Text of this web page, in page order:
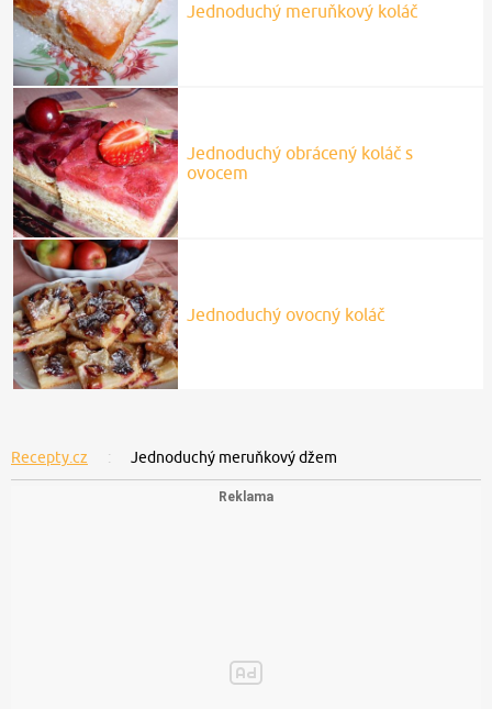
Jednoduchý meruňkový koláč
Jednoduchý obrácený koláč s
ovocem
Jednoduchý ovocný koláč
Recepty.cz Jednoduchý meruňkový džem